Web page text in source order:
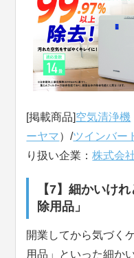
[掲載商品]空気清浄機
ーヤマ）/ツインバー
り扱い企業：株式会
【7】細かいけ
除用品」
開業してから気づく
用品」といった細か